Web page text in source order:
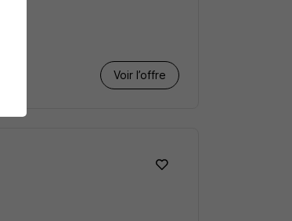
Voir l’offre